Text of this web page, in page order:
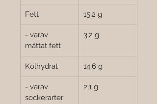
Fett 15,2 g
- varav
mättat fett
3,2 g
Kolhydrat 14,6 g
- varav
sockerarter
2,1 g